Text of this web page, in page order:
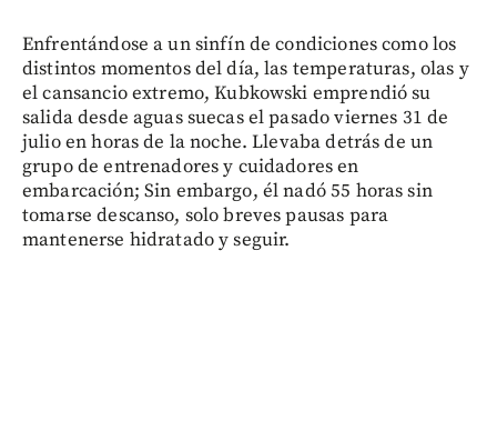
Enfrentándose a un sinfín de condiciones como los
distintos momentos del día, las temperaturas, olas y
el cansancio extremo, Kubkowski emprendió su
salida desde aguas suecas el pasado viernes 31 de
julio en horas de la noche. Llevaba detrás de un
grupo de entrenadores y cuidadores en
embarcación; Sin embargo, él nadó 55 horas sin
tomarse descanso, solo breves pausas para
mantenerse hidratado y seguir.